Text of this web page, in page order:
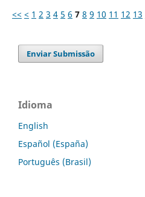
<< < 1 2 3 4 5 6 7 8 9 10 11 12 13
Enviar Submissão
Idioma
English
Español (España)
Português (Brasil)